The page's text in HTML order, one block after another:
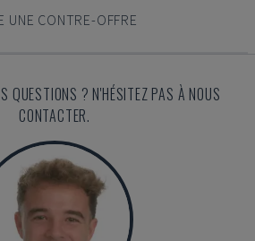
UNE CONTRE-OFFRE
QUESTIONS ? N'HÉSITEZ PAS À NOUS
CONTACTER.